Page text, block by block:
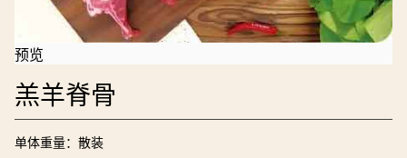
预览
羔羊脊骨
单体重量：散装